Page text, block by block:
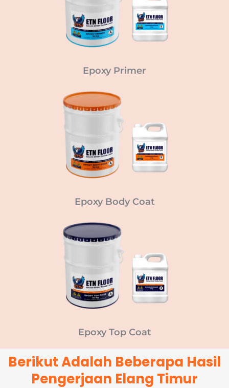
Epoxy Primer
Epoxy Body Coat
Epoxy Top Coat
Berikut Adalah Beberapa Hasil
Pengerjaan Elang Timur